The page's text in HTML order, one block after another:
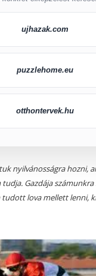
ujhazak.com
puzzlehome.eu
otthontervek.hu
nyilvánosságra hozni,
Gazdája
lova mellett lenni,